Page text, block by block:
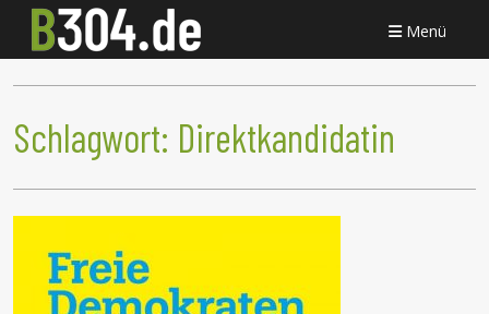
Menü
Schlagwort: Direktkandidatin